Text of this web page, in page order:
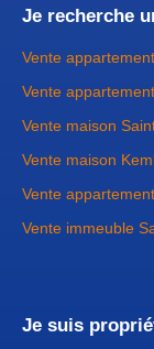
Je recherche
Vente
Vente
Vente maison
Vente maison
Vente
Vente immeuble
Je suis